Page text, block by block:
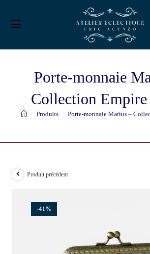
Porte-monnaie
Collection
Produits Porte-monnaie Marius –
-41%
Produit précédent